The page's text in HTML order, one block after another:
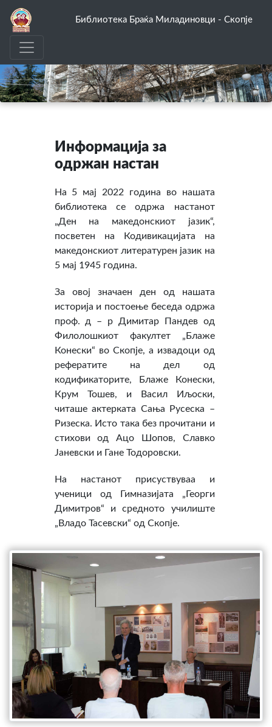
Библиотека Браќа Миладиновци - Скопје
Информација за
одржан настан
На 5 мај 2022 година во нашата
библиотека се одржа настанот
„Ден на македонскиот јазик“,
посветен на Кодивикацијата на
македонскиот литературен јазик на
5 мај 1945 година.
За овој значаен ден од нашата
историја и постоење беседа одржа
проф. д – р Димитар Пандев од
Филолошкиот факултет „Блаже
Конески“ во Скопје, а извадоци од
рефератите на дел од
кодификаторите, Блаже Конески,
Крум Тошев, и Васил Иљоски,
читаше актерката Сања Русеска –
Ризеска. Исто така без прочитани и
стихови од Ацо Шопов, Славко
Јаневски и Гане Тодоровски.
На настанот присуствуваа и
ученици од Гимназијата „Георги
Димитров“ и средното училиште
„Владо Тасевски“ од Скопје.